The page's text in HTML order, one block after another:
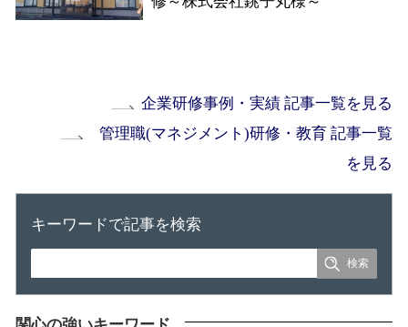
企業研修事例・実績 記事一覧を見る
管理職(マネジメント)研修・教育 記事一覧
を見る
キーワードで記事を検索